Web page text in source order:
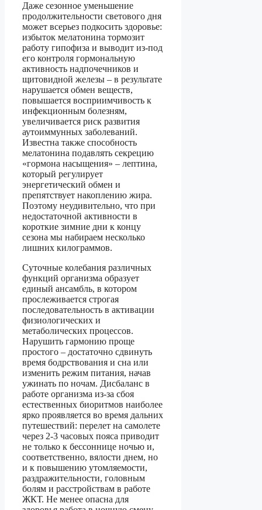
Даже сезонное уменьшение
продолжительности светового дня
может всерьез подкосить здоровье:
избыток мелатонина тормозит
работу гипофиза и выводит из-под
его контроля гормональную
активность надпочечников и
щитовидной железы – в результате
нарушается обмен веществ,
повышается восприимчивость к
инфекционным болезням,
увеличивается риск развития
аутоиммунных заболеваний.
Известна также способность
мелатонина подавлять секрецию
«гормона насыщения» – лептина,
который регулирует
энергетический обмен и
препятствует накоплению жира.
Поэтому неудивительно, что при
недостаточной активности в
короткие зимние дни к концу
сезона мы набираем несколько
лишних килограммов.
Суточные колебания различных
функций организма образует
единый ансамбль, в котором
прослеживается строгая
последовательность в активации
физиологических и
метаболических процессов.
Нарушить гармонию проще
простого – достаточно сдвинуть
время бодрствования и сна или
изменить режим питания, начав
ужинать по ночам. Дисбаланс в
работе организма из-за сбоя
естественных биоритмов наиболее
ярко проявляется во время дальних
путешествий: перелет на самолете
через 2-3 часовых пояса приводит
не только к бессоннице ночью и,
соответственно, вялости днем, но
и к повышению утомляемости,
раздражительности, головным
болям и расстройствам в работе
ЖКТ. Не менее опасна для